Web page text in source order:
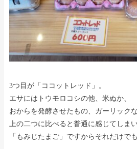
3つ目が「ココットレッド」。
エサにはトウモロコシの他、米ぬか、
おからを発酵させたもの、ガーリック
上の二つに比べると普通に感じてしま
「もみじたまご」ですからそれだけで